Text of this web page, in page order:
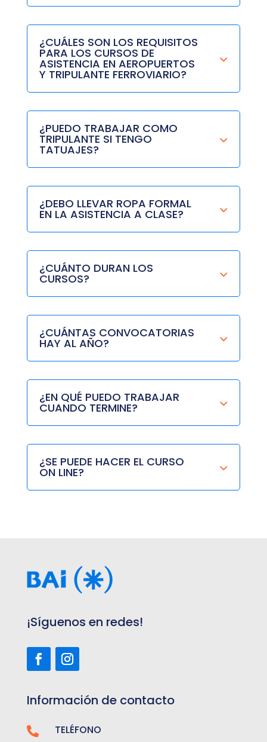
¿CUÁLES SON LOS REQUISITOS
PARA LOS CURSOS DE
ASISTENCIA EN AEROPUERTOS
Y TRIPULANTE FERROVIARIO?
¿PUEDO TRABAJAR COMO
TRIPULANTE SI TENGO
TATUAJES?
¿DEBO LLEVAR ROPA FORMAL
EN LA ASISTENCIA A CLASE?
¿CUÁNTO DURAN LOS
CURSOS?
¿CUÁNTAS CONVOCATORIAS
HAY AL AÑO?
¿EN QUÉ PUEDO TRABAJAR
CUANDO TERMINE?
¿SE PUEDE HACER EL CURSO
ON LINE?
¡Síguenos en redes!
Información de contacto
 TELÉFONO